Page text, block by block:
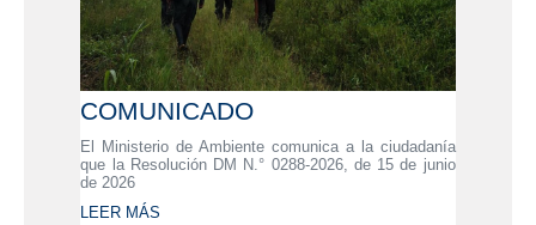
COMUNICADO
El Ministerio de Ambiente comunica a la ciudadanía
que la Resolución DM N.° 0288-2026, de 15 de junio
de 2026
LEER MÁS